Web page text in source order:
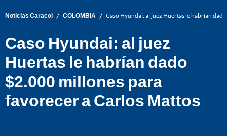
Noticias Caracol / COLOMBIA / Caso Hyundai: al juez Huertas le habrían
Caso Hyundai: al juez
Huertas le habrían dado
$2.000 millones para
favorecer a Carlos Mattos